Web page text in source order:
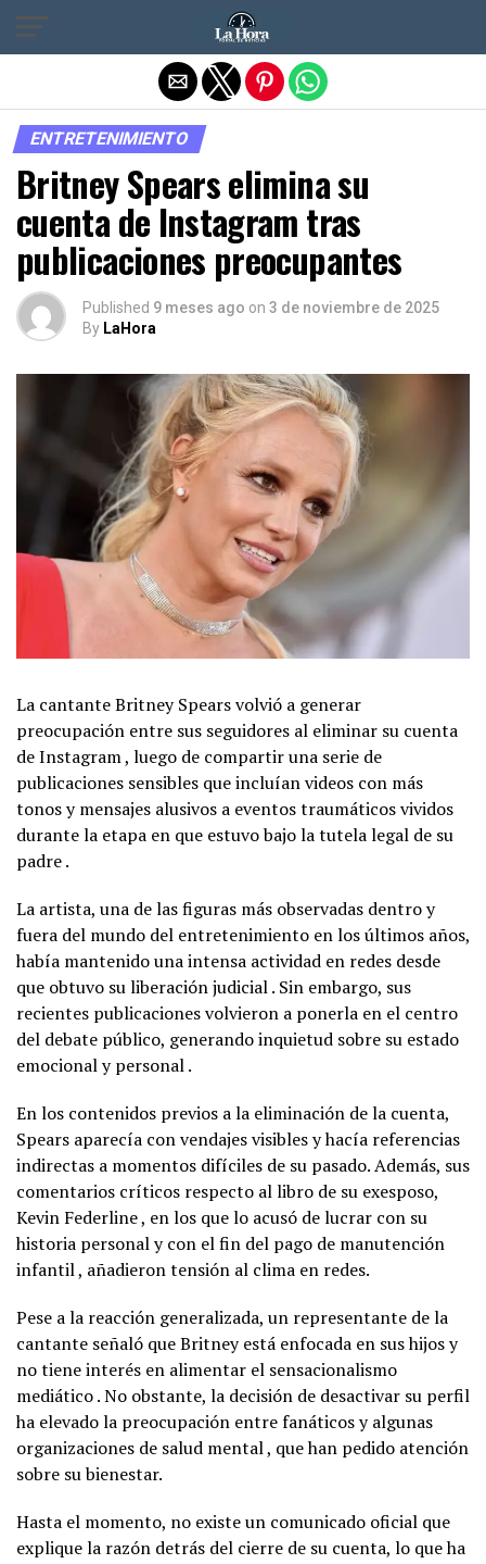
ENTRETENIMIENTO
Britney Spears elimina su
cuenta de Instagram tras
publicaciones preocupantes
Published 9 meses ago on 3 de noviembre de 2025
By LaHora
La cantante Britney Spears volvió a generar
preocupación entre sus seguidores al eliminar su cuenta
de Instagram , luego de compartir una serie de
publicaciones sensibles que incluían videos con más
tonos y mensajes alusivos a eventos traumáticos vividos
durante la etapa en que estuvo bajo la tutela legal de su
padre .
La artista, una de las figuras más observadas dentro y
fuera del mundo del entretenimiento en los últimos años,
había mantenido una intensa actividad en redes desde
que obtuvo su liberación judicial . Sin embargo, sus
recientes publicaciones volvieron a ponerla en el centro
del debate público, generando inquietud sobre su estado
emocional y personal .
En los contenidos previos a la eliminación de la cuenta,
Spears aparecía con vendajes visibles y hacía referencias
indirectas a momentos difíciles de su pasado. Además, sus
comentarios críticos respecto al libro de su exesposo,
Kevin Federline , en los que lo acusó de lucrar con su
historia personal y con el fin del pago de manutención
infantil , añadieron tensión al clima en redes.
Pese a la reacción generalizada, un representante de la
cantante señaló que Britney está enfocada en sus hijos y
no tiene interés en alimentar el sensacionalismo
mediático . No obstante, la decisión de desactivar su perfil
ha elevado la preocupación entre fanáticos y algunas
organizaciones de salud mental , que han pedido atención
sobre su bienestar.
Hasta el momento, no existe un comunicado oficial que
explique la razón detrás del cierre de su cuenta, lo que ha
Salir de la versión móvil